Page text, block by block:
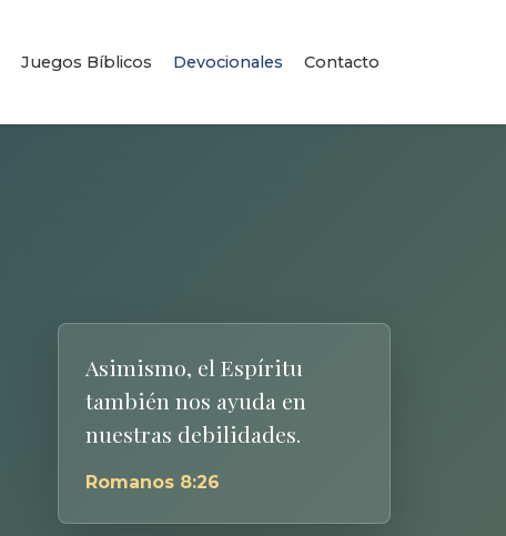
Juegos Bíblicos Devocionales Contacto
Asimismo, el Espíritu
también nos ayuda en
nuestras debilidades.
Romanos 8:26